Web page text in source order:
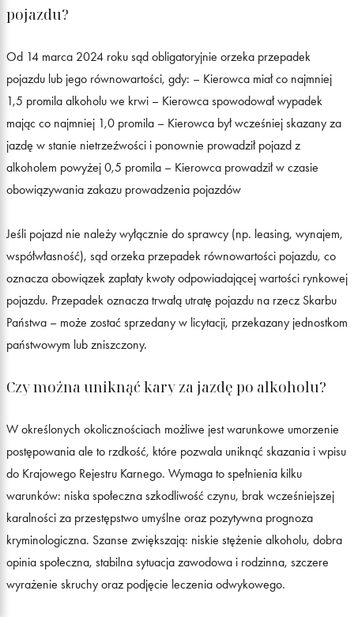
pojazdu?
Od 14 marca 2024 roku sąd obligatoryjnie orzeka przepadek
pojazdu lub jego równowartości, gdy: – Kierowca miał co najmniej
1,5 promila alkoholu we krwi – Kierowca spowodował wypadek
mając co najmniej 1,0 promila – Kierowca był wcześniej skazany za
jazdę w stanie nietrzeźwości i ponownie prowadził pojazd z
alkoholem powyżej 0,5 promila – Kierowca prowadził w czasie
obowiązywania zakazu prowadzenia pojazdów
Jeśli pojazd nie należy wyłącznie do sprawcy (np. leasing, wynajem,
współwłasność), sąd orzeka przepadek równowartości pojazdu, co
oznacza obowiązek zapłaty kwoty odpowiadającej wartości rynkowej
pojazdu. Przepadek oznacza trwałą utratę pojazdu na rzecz Skarbu
Państwa – może zostać sprzedany w licytacji, przekazany jednostkom
państwowym lub zniszczony.
Czy można uniknąć kary za jazdę po alkoholu?
W określonych okolicznościach możliwe jest warunkowe umorzenie
postępowania ale to rzdkość, które pozwala uniknąć skazania i wpisu
do Krajowego Rejestru Karnego. Wymaga to spełnienia kilku
warunków: niska społeczna szkodliwość czynu, brak wcześniejszej
karalności za przestępstwo umyślne oraz pozytywna prognoza
kryminologiczna. Szanse zwiększają: niskie stężenie alkoholu, dobra
opinia społeczna, stabilna sytuacja zawodowa i rodzinna, szczere
wyrażenie skruchy oraz podjęcie leczenia odwykowego.